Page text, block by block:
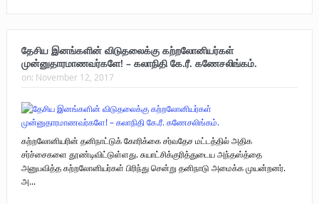
தேசிய இனங்களின் விடுதலைக்கு கற்றலோனியர்கள்
முன்னுதாரமாணவர்களே! – கலாநிதி கே.ரீ. கணேசலிங்கம்.
on: November 12, 2017
கற்றலோனியரின் தனிநாட்டுக் கோரிக்கை சர்வதேச மட்டத்தில் அதிக
சர்ச்சைகளை தூண்டிவிட்டுள்ளது. சுயாட்சிக்குரித்துடைய அந்தஸ்த்தை
அனுபவித்த கற்றலோனியர்கள் பிரிந்து சென்று தனிநாடு அமைக்க முயன்றனர்.
அ...